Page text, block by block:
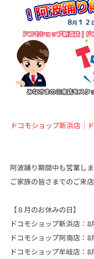
ドコモショップ新浜店｜
阿波踊り期間中も営業しま
ご家族の皆さまでのご来
【８月のお休みの日】
ドコモショップ新浜店：8
ドコモショップ阿南店：8
ドコモショップ牟岐店：8